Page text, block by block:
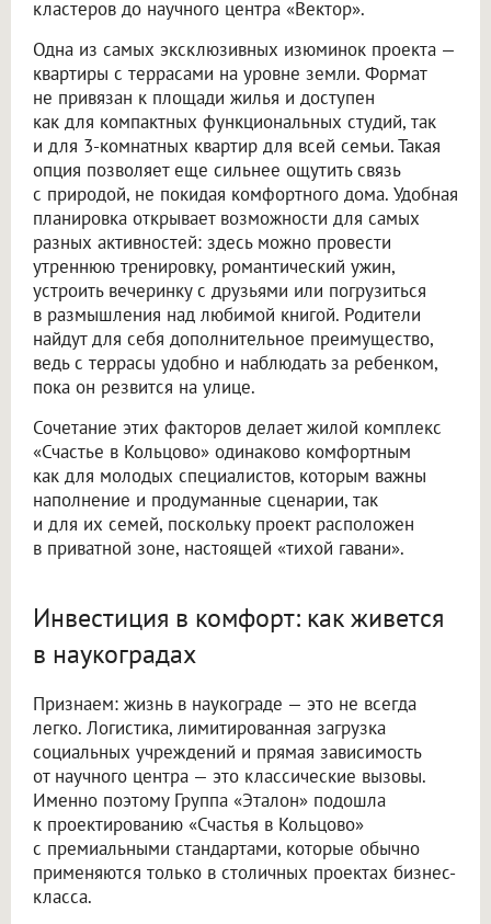
кластеров до научного центра «Вектор».
Одна из самых эксклюзивных изюминок проекта —
квартиры с террасами на уровне земли. Формат
не привязан к площади жилья и доступен
как для компактных функциональных студий, так
и для 3-комнатных квартир для всей семьи. Такая
опция позволяет еще сильнее ощутить связь
с природой, не покидая комфортного дома. Удобная
планировка открывает возможности для самых
разных активностей: здесь можно провести
утреннюю тренировку, романтический ужин,
устроить вечеринку с друзьями или погрузиться
в размышления над любимой книгой. Родители
найдут для себя дополнительное преимущество,
ведь с террасы удобно и наблюдать за ребенком,
пока он резвится на улице.
Сочетание этих факторов делает жилой комплекс
«Счастье в Кольцово» одинаково комфортным
как для молодых специалистов, которым важны
наполнение и продуманные сценарии, так
и для их семей, поскольку проект расположен
в приватной зоне, настоящей «тихой гавани».
Инвестиция в комфорт: как живется
в наукоградах
Признаем: жизнь в наукограде — это не всегда
легко. Логистика, лимитированная загрузка
социальных учреждений и прямая зависимость
от научного центра — это классические вызовы.
Именно поэтому Группа «Эталон» подошла
к проектированию «Счастья в Кольцово»
с премиальными стандартами, которые обычно
применяются только в столичных проектах бизнес-
класса.